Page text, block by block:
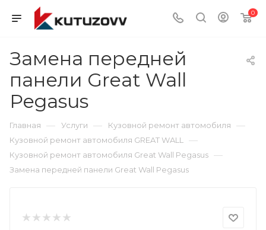
0
Замена передней
панели Great Wall
Pegasus
Главная — Услуги — Кузовной ремонт автомобиля —
Кузовной ремонт автомобиля GREAT WALL —
Кузовной ремонт автомобиля Great Wall Pegasus —
Замена передней панели Great Wall Pegasus